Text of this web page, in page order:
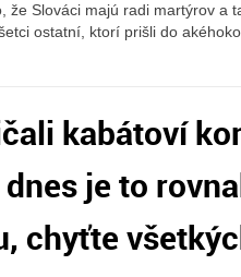
že Slováci majú radi martýrov a
ostatní, ktorí prišli do
kabátoví
je to
chyťte